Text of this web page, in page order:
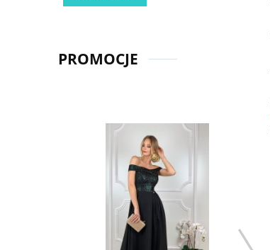
PROMOCJE